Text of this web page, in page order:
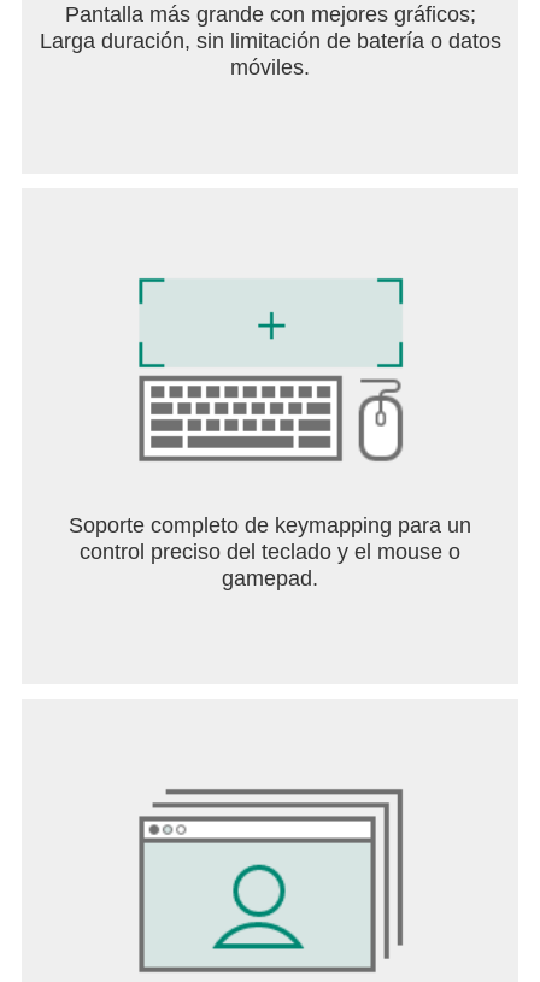
Pantalla más grande con mejores gráficos;
Larga duración, sin limitación de batería o datos
móviles.
Soporte completo de keymapping para un
control preciso del teclado y el mouse o
gamepad.